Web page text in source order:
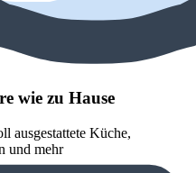
wie zu Hause
ausgestattete Küche,
und mehr